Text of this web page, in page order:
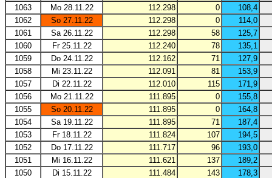
1063
Mo 28.11.22 112.298 0
108,4
1062
So 27.11.22 112.298 0
114,0
1061
Sa 26.11.22 112.298 58
125,7
1060
Fr 25.11.22 112.240 78
135,1
1059
Do 24.11.22 112.162 71
127,9
1058
Mi 23.11.22 112.091 81
153,9
1057
Di 22.11.22 112.010 115
171,9
1056
Mo 21.11.22 111.895 0
155,8
1055
So 20.11.22 111.895 0
164,8
1054
Sa 19.11.22 111.895 71
187,4
1053
Fr 18.11.22 111.824 107
194,5
1052
Do 17.11.22 111.717 96
193,0
1051
Mi 16.11.22 111.621 137
189,2
1050
Di 15.11.22 111.484 143
178,3